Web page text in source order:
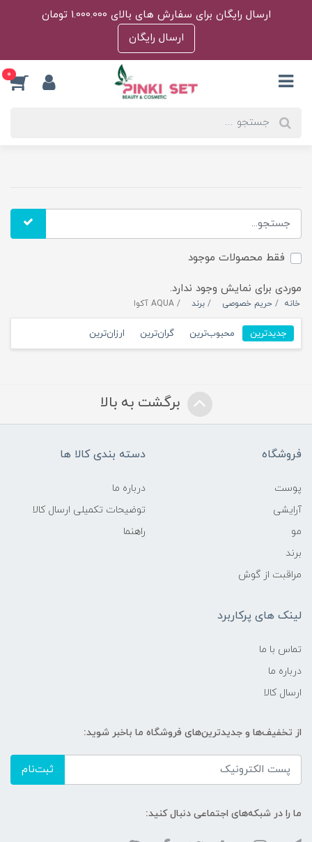
ارسال رایگان برای سفارش های بالای 1.000.000 تومان
ارسال رایگان
0
فقط محصولات موجود
موردی برای نمایش وجود ندارد.
خانه حریم خصوصی برند AQUA آکوا
جدیدترین محبوب‌ترین گران‌ترین ارزان‌ترین
برگشت به بالا
فروشگاه
پوست
آرایشی
مو
برند
مراقبت از گوش
دسته بندی کالا ها
درباره ما
توضیحات تکمیلی ارسال کالا
راهنما
لینک های پرکاربرد
تماس با ما
درباره ما
ارسال کالا
از تخفیف‌ها و جدیدترین‌های فروشگاه ما باخبر شوید:
ثبت‌نام
ما را در شبکه‌های اجتماعی دنبال کنید: